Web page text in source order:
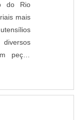
do Rio
mais
peças
com
Esse